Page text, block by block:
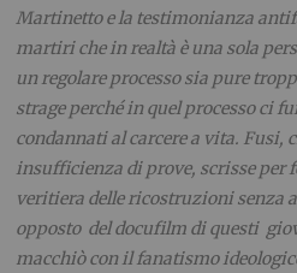
Martinetto e la testimonianza
martiri che in realtà è una sola
un regolare processo sia pure
strage perché in quel processo ci
condannati al carcere a vita. Fusi,
insufficienza di prove, scrisse per
veritiera delle ricostruzioni senza
opposto del docufilm di questi
macchiò con il fanatismo